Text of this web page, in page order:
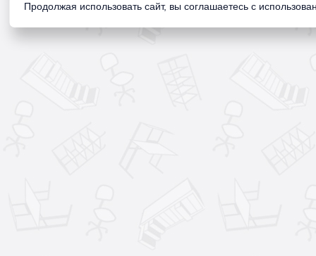
Продолжая использовать сайт, вы соглашаетесь с